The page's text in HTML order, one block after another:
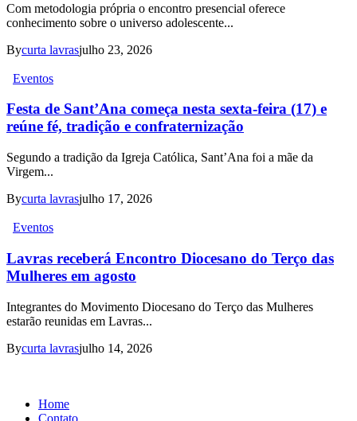
Com metodologia própria o encontro presencial oferece
conhecimento sobre o universo adolescente...
Bycurta lavrasjulho 23, 2026
Eventos
Festa de Sant’Ana começa nesta sexta-feira (17) e
reúne fé, tradição e confraternização
Segundo a tradição da Igreja Católica, Sant’Ana foi a mãe da
Virgem...
Bycurta lavrasjulho 17, 2026
Eventos
Lavras receberá Encontro Diocesano do Terço das
Mulheres em agosto
Integrantes do Movimento Diocesano do Terço das Mulheres
estarão reunidas em Lavras...
Bycurta lavrasjulho 14, 2026
Home
Contato